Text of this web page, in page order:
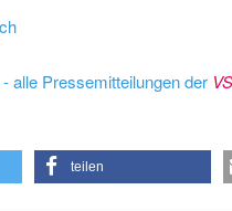
alle Pressemitteilungen der
teilen